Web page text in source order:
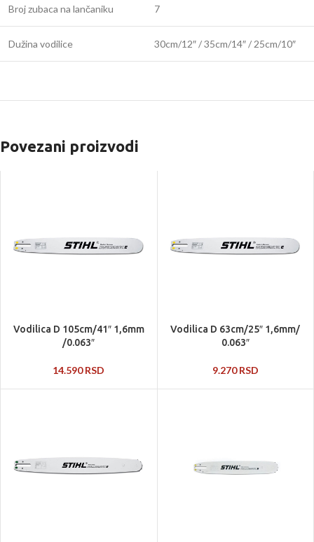
Broj zubaca na lančaniku 7
Dužina vodilice 30cm/12″ / 35cm/14″ / 25cm/10″
Povezani proizvodi
Vodilica D 105cm/41″ 1,6mm
/0.063″
14.590RSD
Vodilica D 63cm/25″ 1,6mm/
0.063″
9.270RSD